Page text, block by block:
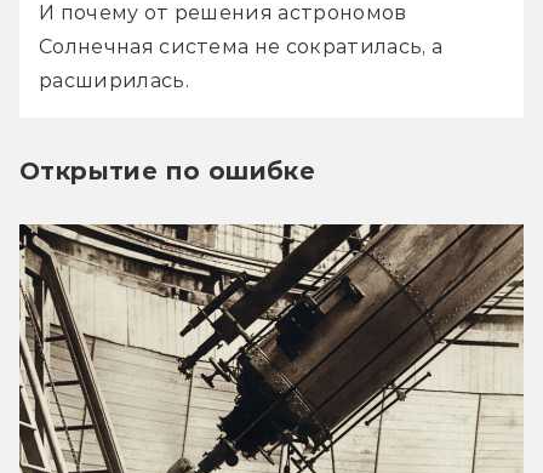
И почему от решения астрономов
Солнечная система не сократилась, а
расширилась.
Открытие по ошибке